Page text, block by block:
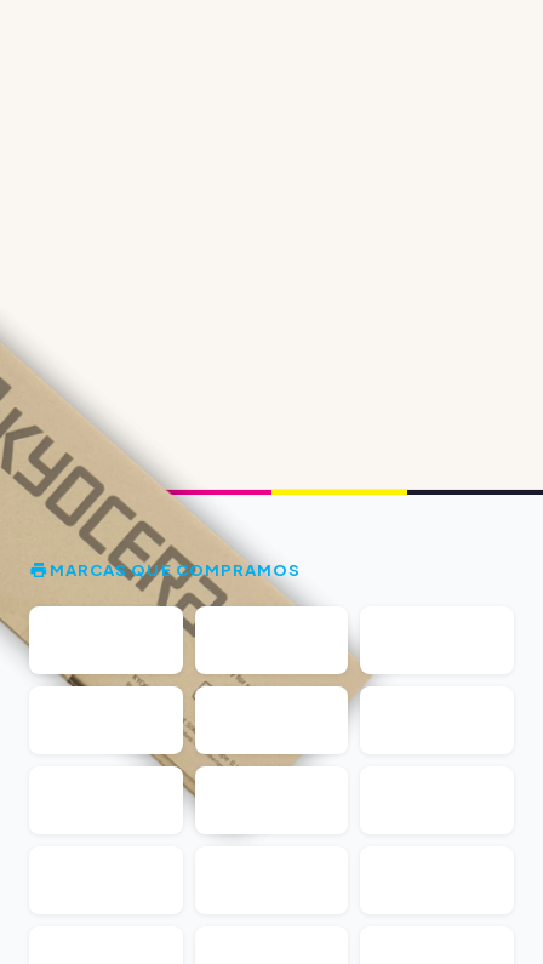
MARCAS QUE COMPRAMOS